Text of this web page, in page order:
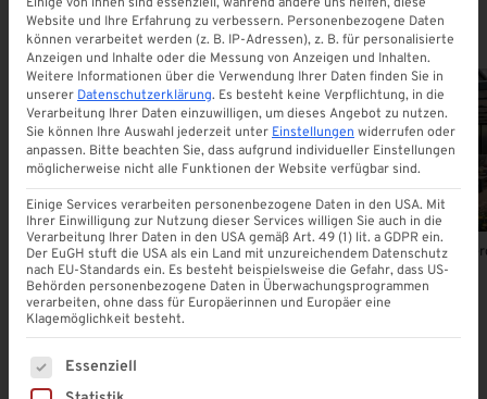
ALLE
Alle Produkte ansehen Terrassendach-Konfigurator
Unsere Produkt-Highlights
Website und Ihre Erfahrung zu verbessern. Personenbezogene Daten
können verarbeitet werden (z. B. IP-Adressen), z. B. für personalisierte
Anzeigen und Inhalte oder die Messung von Anzeigen und Inhalten.
Weitere Informationen über die Verwendung Ihrer Daten finden Sie in
unserer Datenschutzerklärung. Es besteht keine Verpflichtung, in die
Verarbeitung Ihrer Daten einzuwilligen, um dieses Angebot zu nutzen.
Sie können Ihre Auswahl jederzeit unter Einstellungen widerrufen oder
anpassen. Bitte beachten Sie, dass aufgrund individueller Einstellungen
möglicherweise nicht alle Funktionen der Website verfügbar sind.
Einige Services verarbeiten personenbezogene Daten in den USA. Mit
Ihrer Einwilligung zur Nutzung dieser Services willigen Sie auch in die
Verarbeitung Ihrer Daten in den USA gemäß Art. 49 (1) lit. a GDPR ein.
Der EuGH stuft die USA als ein Land mit unzureichendem Datenschutz
nach EU-Standards ein. Es besteht beispielsweise die Gefahr, dass US-
Behörden personenbezogene Daten in Überwachungsprogrammen
verarbeiten, ohne dass für Europäerinnen und Europäer eine
Klagemöglichkeit besteht.
Es folgt eine Liste der Service-Gruppen, für die eine
Essenziell